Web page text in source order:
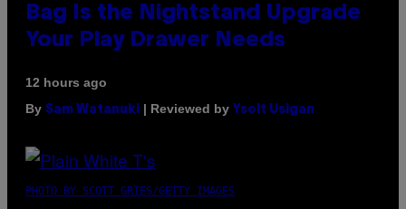
Bag Is the Nightstand Upgrade
Your Play Drawer Needs
12 hours ago
By Sam Watanuki | Reviewed by Ysolt Usigan
PHOTO BY SCOTT GRIES/GETTY IMAGES